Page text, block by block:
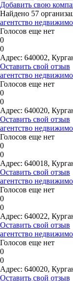
Добавить свою
Найдено 57
агентство
Голосов еще нет
0
0
Адрес: 640002,
Оставить свой отзыв
агентство
Голосов еще нет
0
0
Адрес: 640020,
Оставить свой отзыв
агентство
Голосов еще нет
0
0
Адрес: 640018,
Оставить свой отзыв
агентство
Голосов еще нет
0
0
Адрес: 640022,
Оставить свой отзыв
агентство
Голосов еще нет
0
0
Адрес: 640020,
Оставить свой отзыв